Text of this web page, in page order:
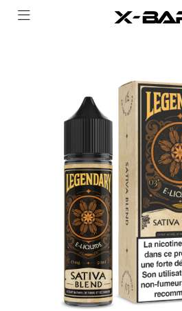
BENVENUTI SU X-BAR.CO
COLLECTIONS
CONTATTACI
DOMANDE FREQUENTI
DIVENTA UN GROSSISTA X-BAR
IL MIO ACCOUNT